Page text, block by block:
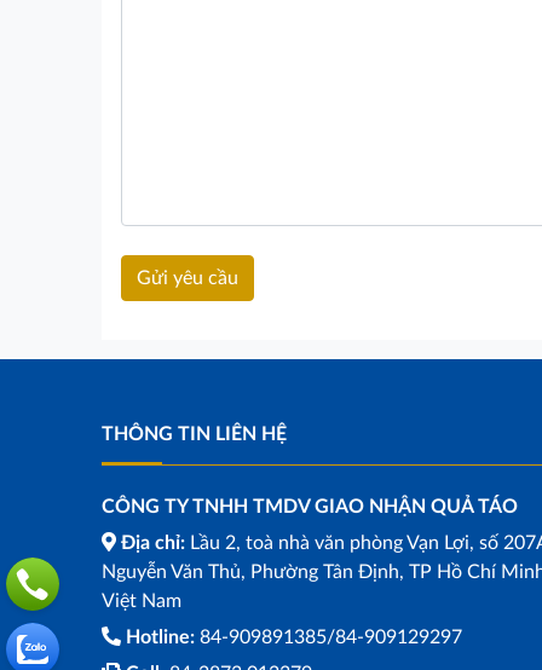
THÔNG TIN LIÊN HỆ
CÔNG TY TNHH TMDV GIAO NHẬN QUẢ TÁO
Địa chỉ: Lầu 2, toà nhà văn phòng Vạn Lợi, số
Nguyễn Văn Thủ, Phường Tân Định, TP Hồ Chí
Việt Nam
Hotline: 84-909891385/84-909129297